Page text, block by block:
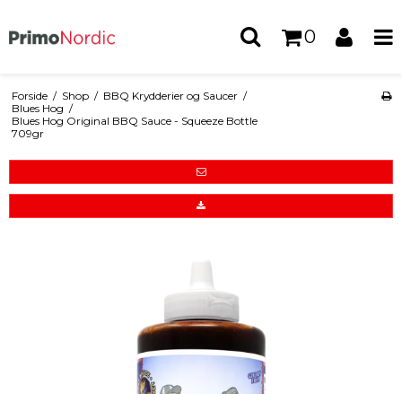
0
Forside / Shop / BBQ Krydderier og Saucer /
Blues Hog /
Blues Hog Original BBQ Sauce - Squeeze Bottle
709gr